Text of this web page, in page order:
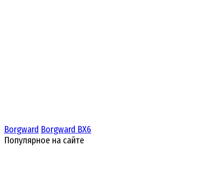
Borgward Borgward BX6
Популярное на сайте